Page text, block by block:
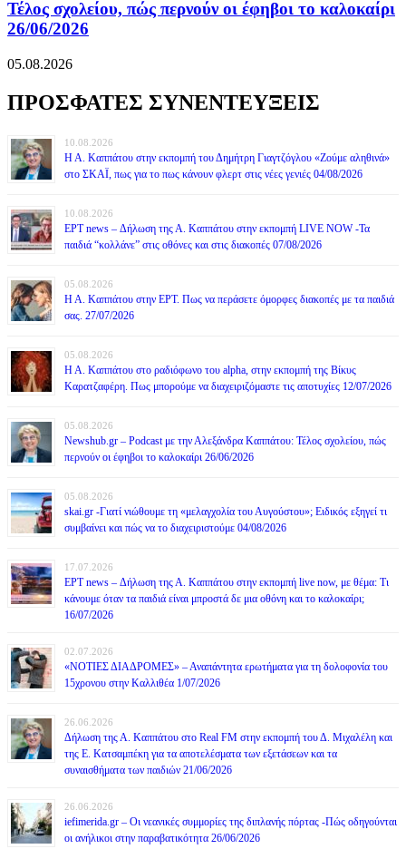
Τέλος σχολείου, πώς περνούν οι έφηβοι το καλοκαίρι
26/06/2026
05.08.2026
ΠΡΟΣΦΑΤΕΣ ΣΥΝΕΝΤΕΥΞΕΙΣ
10.08.2026
Η Α. Καππάτου στην εκπομπή του Δημήτρη Γιαγτζόγλου «Ζούμε αληθινά»
στο ΣΚΑΪ, πως για το πως κάνουν φλερτ στις νέες γενιές 04/08/2026
10.08.2026
ΕΡΤ news – Δήλωση της Α. Καππάτου στην εκπομπή LIVE NOW -Τα
παιδιά “κολλάνε” στις οθόνες και στις διακοπές 07/08/2026
05.08.2026
Η Α. Καππάτου στην ΕΡΤ. Πως να περάσετε όμορφες διακοπές με τα παιδιά
σας. 27/07/2026
05.08.2026
Η Α. Καππάτου στο ραδιόφωνο του alpha, στην εκπομπή της Βίκυς
Καρατζαφέρη. Πως μπορούμε να διαχειριζόμαστε τις αποτυχίες 12/07/2026
05.08.2026
Newshub.gr – Podcast με την Αλεξάνδρα Καππάτου: Τέλος σχολείου, πώς
περνούν οι έφηβοι το καλοκαίρι 26/06/2026
05.08.2026
skai.gr -Γιατί νιώθουμε τη «μελαγχολία του Αυγούστου»; Ειδικός εξηγεί τι
συμβαίνει και πώς να το διαχειριστούμε 04/08/2026
17.07.2026
ΕΡΤ news – Δήλωση της Α. Καππάτου στην εκπομπή live now, με θέμα: Τι
κάνουμε όταν τα παιδιά είναι μπροστά δε μια οθόνη και το καλοκαίρι;
16/07/2026
02.07.2026
«ΝΟΤΙΕΣ ΔΙΑΔΡΟΜΕΣ» – Αναπάντητα ερωτήματα για τη δολοφονία του
15χρονου στην Καλλιθέα 1/07/2026
26.06.2026
Δήλωση της Α. Καππάτου στο Real FM στην εκπομπή του Δ. Μιχαλέλη και
της Ε. Κατσαμπέκη για τα αποτελέσματα των εξετάσεων και τα
συναισθήματα των παιδιών 21/06/2026
26.06.2026
iefimerida.gr – Οι νεανικές συμμορίες της διπλανής πόρτας -Πώς οδηγούνται
οι ανήλικοι στην παραβατικότητα 26/06/2026